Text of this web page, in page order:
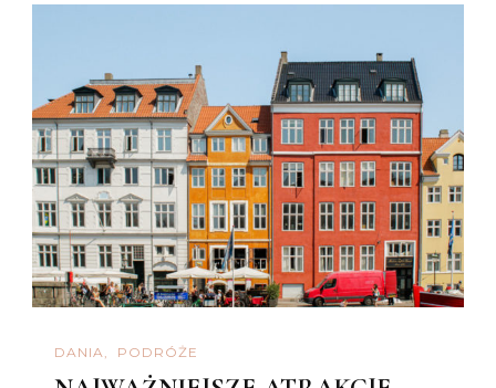
DANIA PODRÓŻE